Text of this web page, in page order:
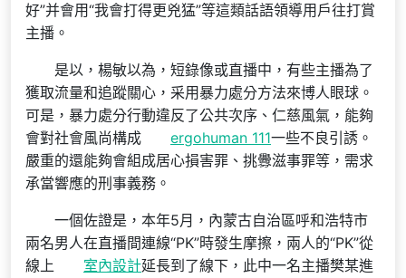
好”并會用“我會打得更兇猛”等這類話語領導用戶往打賞
主播。
是以，楊敏以為，短錄像或直播中，有些主播為了
獲取流量和追蹤關心，采用暴力處分方法來博人眼球。
可是，暴力處分行動違反了公共次序、仁慈風氣，能夠
會對社會風尚構成
ergohuman 111一些不良引誘。
嚴重的還能夠會組成居心損害罪、挑釁滋事罪等，需求
承當響應的刑事義務。
一個佐證是，本年5月，內蒙古自治區呼和浩特市
兩名男人在直播間連線“PK”時發生摩擦，兩人的“PK”從
線上
室內設計延長到了線下，此中一名主播樊某進